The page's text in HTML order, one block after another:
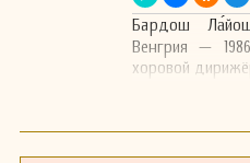
Бардош
Венгрия —
хоровой